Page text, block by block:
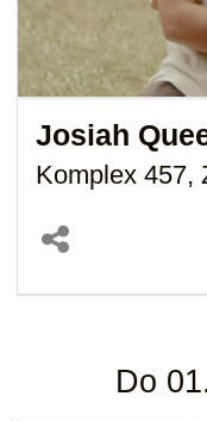
Josiah
Komplex 457,
Do